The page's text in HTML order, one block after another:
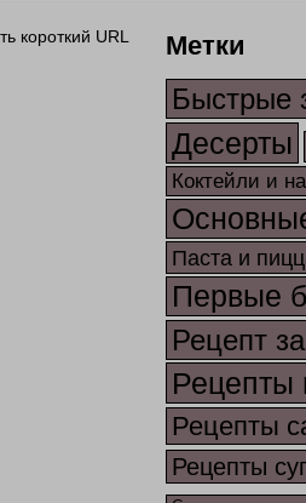
короткий URL Метки
Быстрые
Десерты
Коктейли и
Паста и
Первые
Рецепт
Рецепты
Рецепты
Рецепты